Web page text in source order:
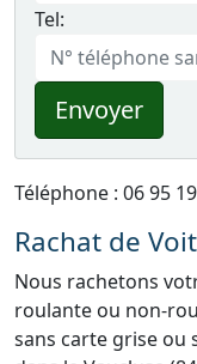
Tel:
Envoyer
Téléphone : 06 95
Rachat de
Nous rachetons
roulante ou non-
sans carte grise ou